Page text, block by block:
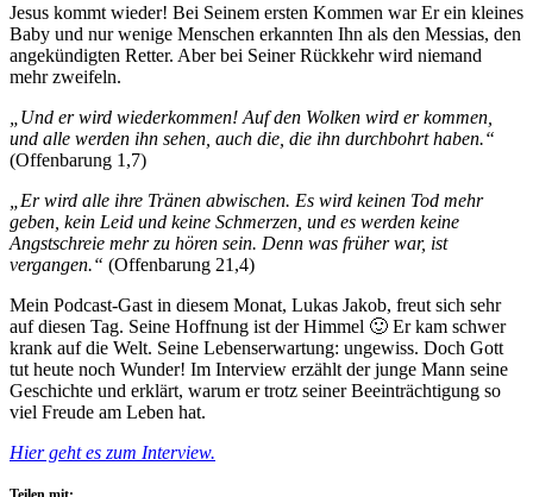
Jesus kommt wieder! Bei Seinem ersten Kommen war Er ein kleines
Baby und nur wenige Menschen erkannten Ihn als den Messias, den
angekündigten Retter. Aber bei Seiner Rückkehr wird niemand
mehr zweifeln.
„Und er wird wiederkommen! Auf den Wolken wird er kommen,
und alle werden ihn sehen, auch die, die ihn durchbohrt haben.“
(Offenbarung 1,7)
„Er wird alle ihre Tränen abwischen. Es wird keinen Tod mehr
geben, kein Leid und keine Schmerzen, und es werden keine
Angstschreie mehr zu hören sein. Denn was früher war, ist
vergangen.“ (Offenbarung 21,4)
Mein Podcast-Gast in diesem Monat, Lukas Jakob, freut sich sehr
auf diesen Tag. Seine Hoffnung ist der Himmel 🙂 Er kam schwer
krank auf die Welt. Seine Lebenserwartung: ungewiss. Doch Gott
tut heute noch Wunder! Im Interview erzählt der junge Mann seine
Geschichte und erklärt, warum er trotz seiner Beeinträchtigung so
viel Freude am Leben hat.
Hier geht es zum Interview.